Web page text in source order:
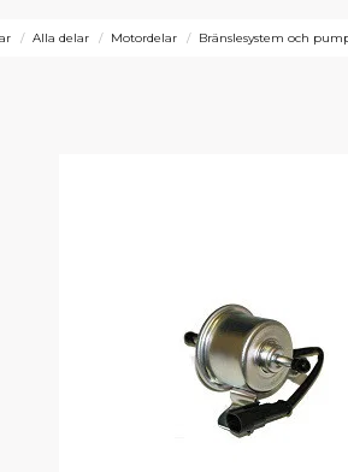
Alla delar Motordelar Bränslesystem och